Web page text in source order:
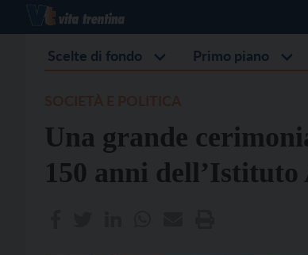
Scelte di fondo Primo piano
Una grande
150 anni